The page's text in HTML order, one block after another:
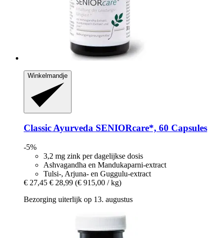
Winkelmandje
Classic Ayurveda SENIORcare*, 60 Capsules
-5%
3,2 mg zink per dagelijkse dosis
Ashvagandha en Mandukaparni-extract
Tulsi-, Arjuna- en Guggulu-extract
€ 27,45 € 28,99 (€ 915,00 / kg)
Bezorging uiterlijk op 13. augustus